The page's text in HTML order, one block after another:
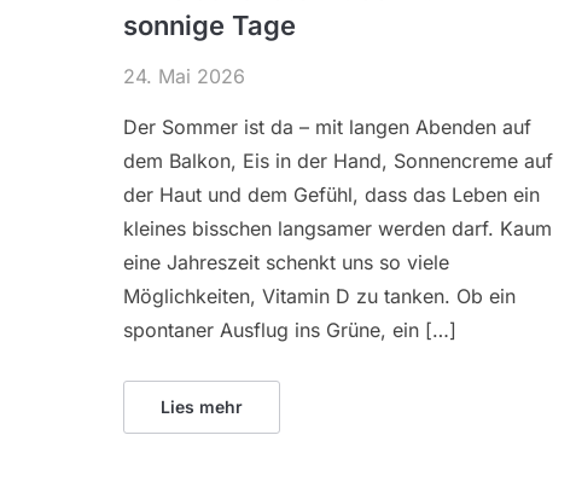
sonnige Tage
24. Mai 2026
Der Sommer ist da – mit langen Abenden auf
dem Balkon, Eis in der Hand, Sonnencreme auf
der Haut und dem Gefühl, dass das Leben ein
kleines bisschen langsamer werden darf. Kaum
eine Jahreszeit schenkt uns so viele
Möglichkeiten, Vitamin D zu tanken. Ob ein
spontaner Ausflug ins Grüne, ein […]
Lies mehr